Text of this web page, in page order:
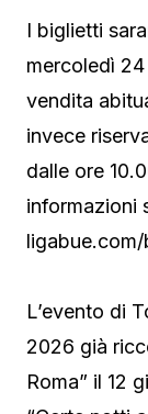
I biglietti
mercoledì
vendita
invece
dalle ore
informazioni
ligabue.com/
L’evento di
2026 già
Roma” il 12